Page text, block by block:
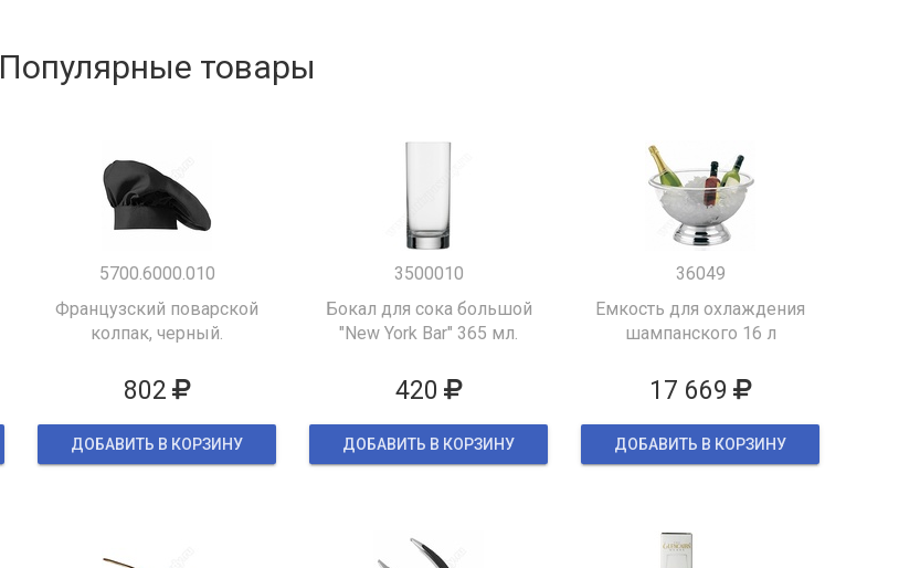
Популярные товары
5700.6000.010
Французский поварской
колпак, черный.
802
ДОБАВИТЬ В КОРЗИНУ
3500010
Бокал для сока большой
"New York Bar" 365 мл.
420
ДОБАВИТЬ В КОРЗИНУ
36049
Емкость для охлаждения
шампанского 16 л
17 669
ДОБАВИТЬ В КОРЗИНУ